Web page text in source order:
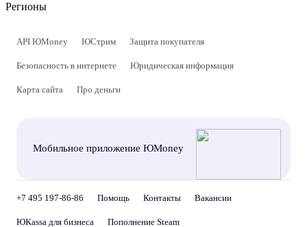
Регионы
API ЮMoney ЮСтрим Защита покупателя
Безопасность в интернете Юридическая информация
Карта сайта Про деньги
Мобильное приложение ЮMoney
+7 495 197-86-86 Помощь Контакты Вакансии
ЮKassa для бизнеса Пополнение Steam